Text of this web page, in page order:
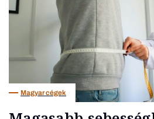
Magyar cégek